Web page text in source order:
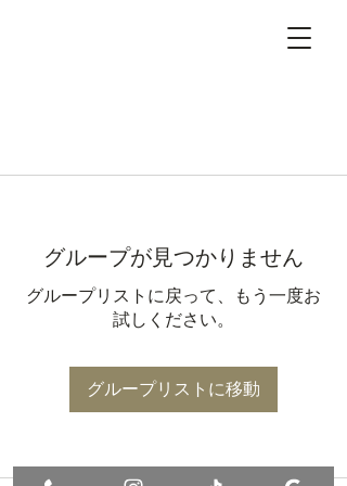
グループが見つかりません
グループリストに戻って、もう一度お
試しください。
グループリストに移動